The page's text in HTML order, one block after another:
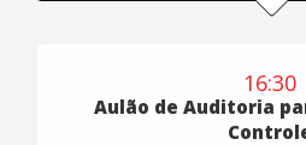
16:30
Aulão de Auditoria